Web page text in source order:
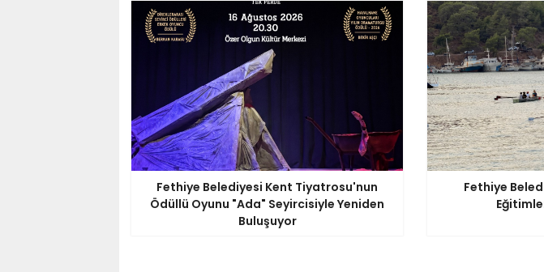
Fethiye Belediyesi Kent Tiyatrosu'nun
Ödüllü Oyunu "Ada" Seyircisiyle Yeniden
Buluşuyor
Fethiye